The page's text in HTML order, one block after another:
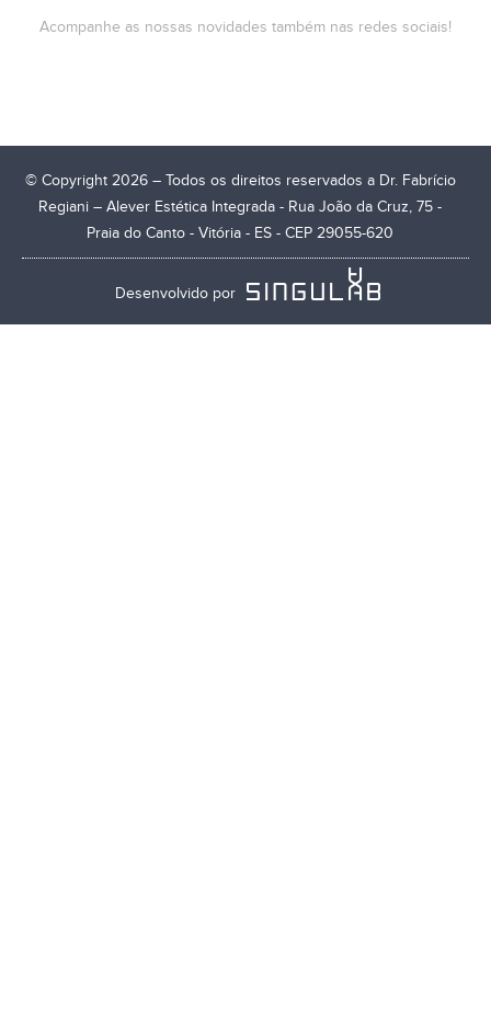
Acompanhe as nossas novidades também nas redes sociais!
© Copyright 2026 – Todos os direitos reservados a Dr. Fabrício
Regiani – Alever Estética Integrada - Rua João da Cruz, 75 -
Praia do Canto - Vitória - ES - CEP 29055-620
Desenvolvido por